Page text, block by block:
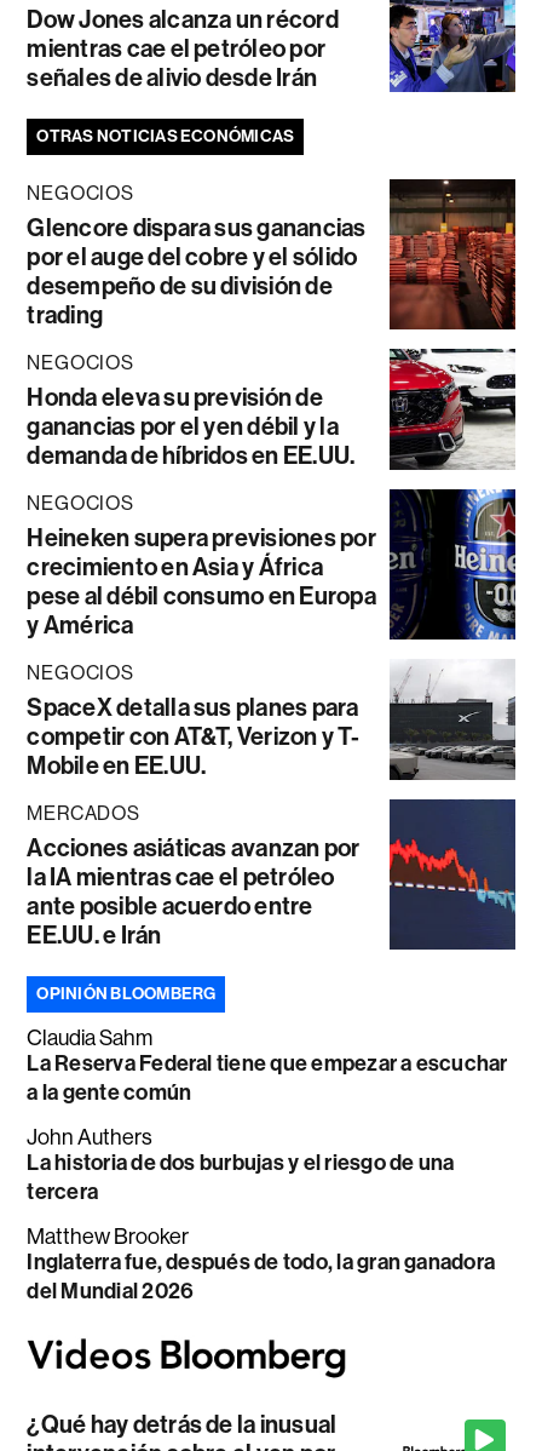
Dow Jones alcanza un récord
mientras cae el petróleo por
señales de alivio desde Irán
OTRAS NOTICIAS ECONÓMICAS
NEGOCIOS
Glencore dispara sus ganancias
por el auge del cobre y el sólido
desempeño de su división de
trading
NEGOCIOS
Honda eleva su previsión de
ganancias por el yen débil y la
demanda de híbridos en EE.UU.
NEGOCIOS
Heineken supera previsiones por
crecimiento en Asia y África
pese al débil consumo en Europa
y América
NEGOCIOS
SpaceX detalla sus planes para
competir con AT&T, Verizon y T-
Mobile en EE.UU.
MERCADOS
Acciones asiáticas avanzan por
la IA mientras cae el petróleo
ante posible acuerdo entre
EE.UU. e Irán
OPINIÓN BLOOMBERG
Claudia Sahm
La Reserva Federal tiene que empezar a escuchar
a la gente común
John Authers
La historia de dos burbujas y el riesgo de una
tercera
Matthew Brooker
Inglaterra fue, después de todo, la gran ganadora
del Mundial 2026
¿Qué hay detrás de la inusual